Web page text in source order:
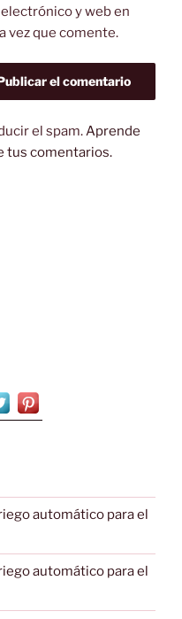
y web en
vez que comente.
el spam.Aprende
tus comentarios.
automático para el
automático para el